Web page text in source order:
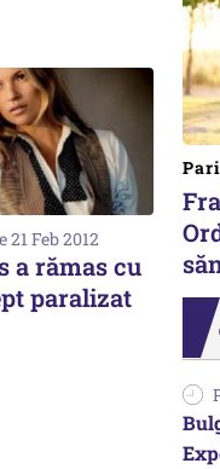
21 Feb 2012
a rămas cu
paralizat